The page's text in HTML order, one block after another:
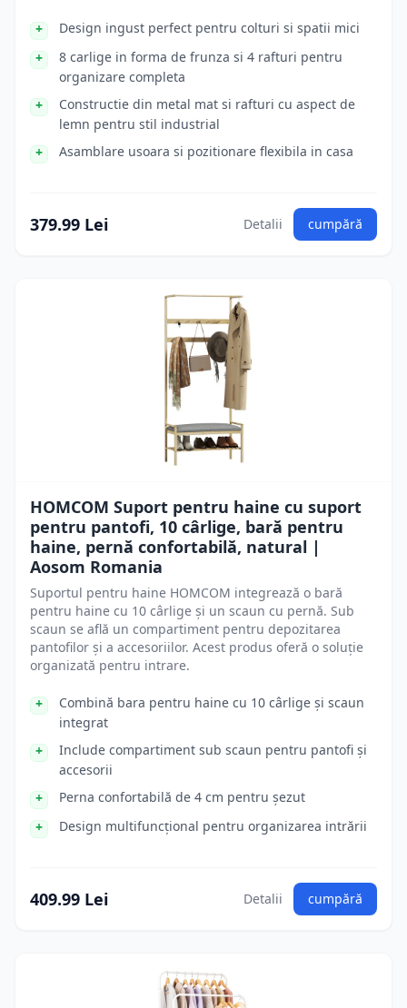
Design ingust perfect pentru colturi si spatii mici
8 carlige in forma de frunza si 4 rafturi pentru
organizare completa
Constructie din metal mat si rafturi cu aspect de
lemn pentru stil industrial
Asamblare usoara si pozitionare flexibila in casa
379.99 Lei Detalii cumpără
HOMCOM Suport pentru haine cu suport
pentru pantofi, 10 cârlige, bară pentru
haine, pernă confortabilă, natural |
Aosom Romania
Suportul pentru haine HOMCOM integrează o bară
pentru haine cu 10 cârlige și un scaun cu pernă. Sub
scaun se află un compartiment pentru depozitarea
pantofilor și a accesoriilor. Acest produs oferă o soluție
organizată pentru intrare.
Combină bara pentru haine cu 10 cârlige și scaun
integrat
Include compartiment sub scaun pentru pantofi și
accesorii
Perna confortabilă de 4 cm pentru șezut
Design multifuncțional pentru organizarea intrării
409.99 Lei Detalii cumpără